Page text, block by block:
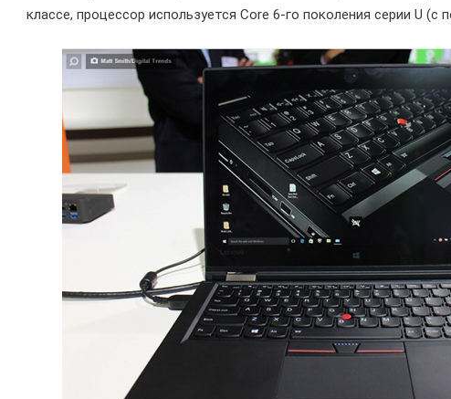
классе, процессор используется Core 6-го поколения серии U